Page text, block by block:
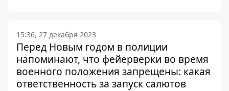
15:36, 27 декабря 2023
Перед Новым годом в полиции
напоминают, что фейерверки во время
военного положения запрещены: какая
ответственность за запуск салютов